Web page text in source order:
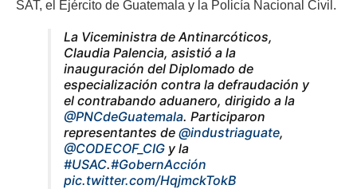
SAT, el Ejército de Guatemala y la Policía Nacional Civil.
La Viceministra de Antinarcóticos,
Claudia Palencia, asistió a la
inauguración del Diplomado de
especialización contra la defraudación y
el contrabando aduanero, dirigido a la
@PNCdeGuatemala. Participaron
representantes de @industriaguate,
@CODECOF_CIG y la
#USAC.#GobernAcción
pic.twitter.com/HqjmckTokB